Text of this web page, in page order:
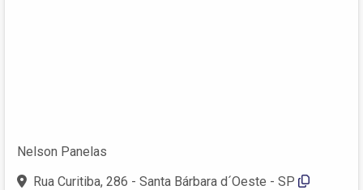
Nelson Panelas
Rua Curitiba, 286 - Santa Bárbara d´Oeste - SP